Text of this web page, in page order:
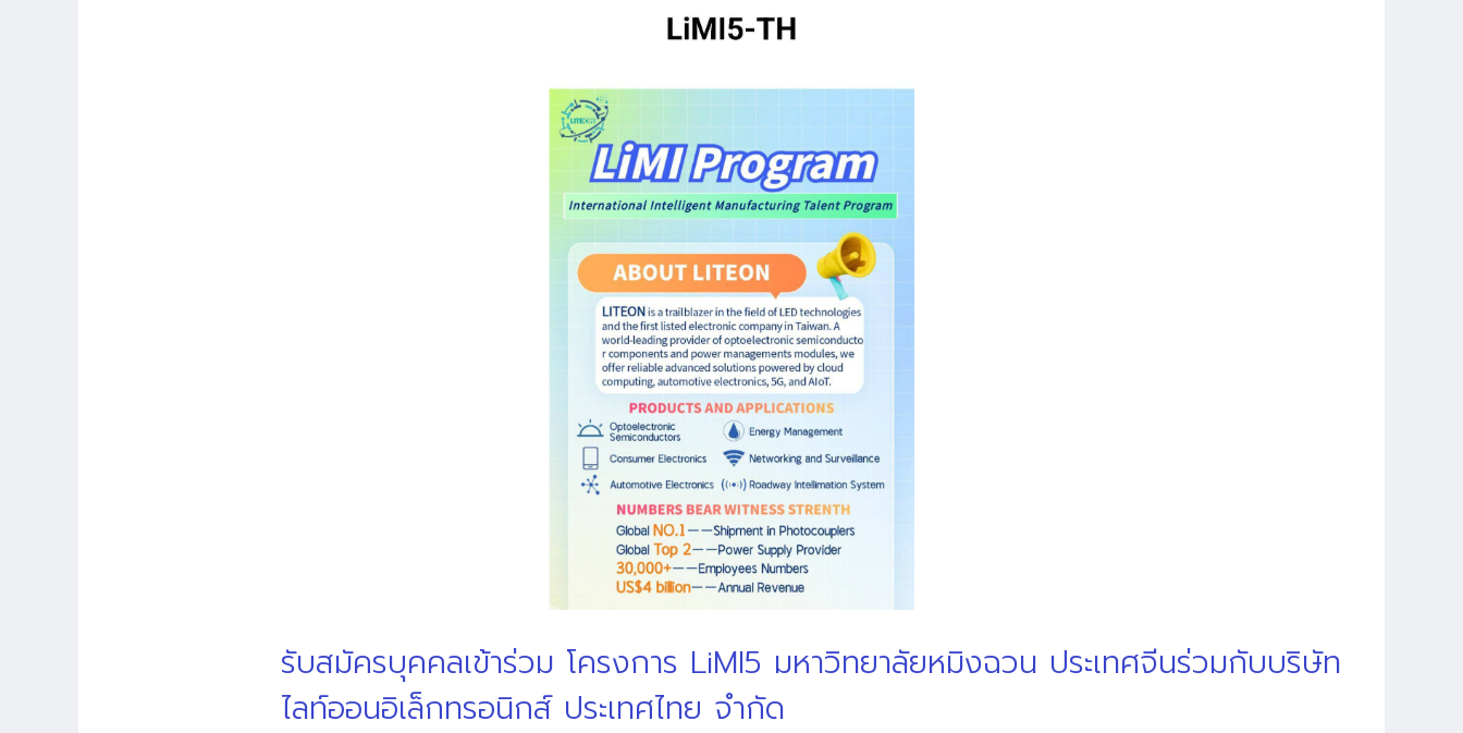
รับสมัครบุคคลเข้าร่วม โครงการ LiMI5 มหาวิทยาลัยหมิงฉวน ประเทศจีนร่วมกับบริษัท
ไลท์ออนอิเล็กทรอนิกส์ ประเทศไทย จำกัด